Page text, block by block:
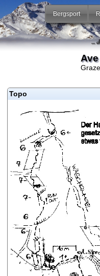
Bergsport
Topo